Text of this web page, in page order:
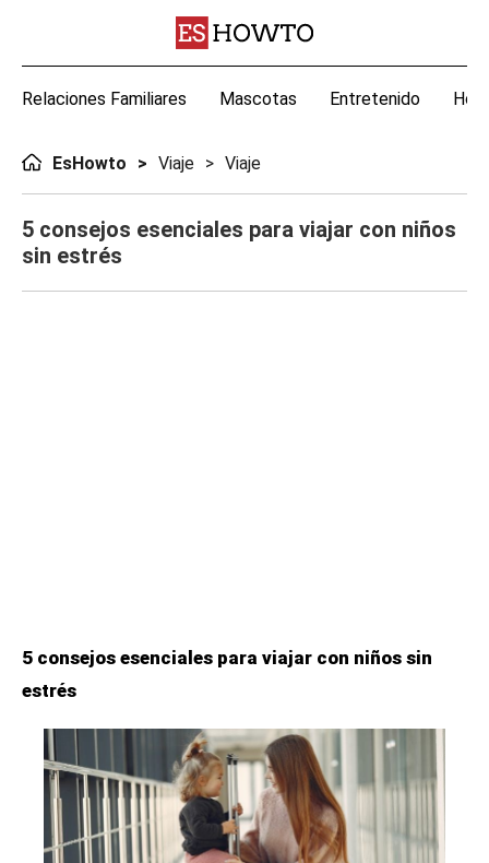
Relaciones Familiares Mascotas Entretenido
EsHowto Viaje Viaje
5 consejos esenciales para viajar con niños
sin estrés
5 consejos esenciales para viajar con niños sin
estrés